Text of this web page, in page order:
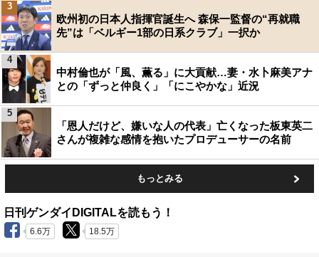
欧州初の日本人指揮官誕生へ 森保一監督の“再就職
先”は「ベルギー1部の日系クラブ」一択か
3
中村倫也が「風、薫る」に大貢献…妻・水卜麻美アナ
との「ずっと仲良く」「にこやかな」近況
4
「恩人だけど、嫌いな人の代表」亡くなった板東英二
さんが複雑な感情を抱いたプロデューサーの名前
5
もっとみる
日刊ゲンダイDIGITALを読もう！
6.6万 18.5万